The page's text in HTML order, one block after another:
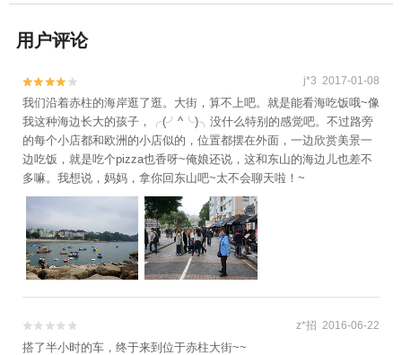
用户评论

 j*3 2017-01-08
我们沿着赤柱的海岸逛了逛。大街，算不上吧。就是能看海吃饭哦~像
我这种海边长大的孩子，╭(╯^╰)╮没什么特别的感觉吧。不过路旁
的每个小店都和欧洲的小店似的，位置都摆在外面，一边欣赏美景一
边吃饭，就是吃个pizza也香呀~俺娘还说，这和东山的海边儿也差不
多嘛。我想说，妈妈，拿你回东山吧~太不会聊天啦！~

 z*招 2016-06-22
搭了半小时的车，终于来到位于赤柱大街~~